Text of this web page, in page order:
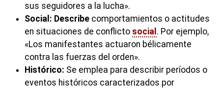
sus seguidores a la lucha».
Social: Describe comportamientos o actitudes
en situaciones de conflicto social . Por ejemplo,
«Los manifestantes actuaron bélicamente
contra las fuerzas del orden».
Histórico: Se emplea para describir períodos o
eventos históricos caracterizados por